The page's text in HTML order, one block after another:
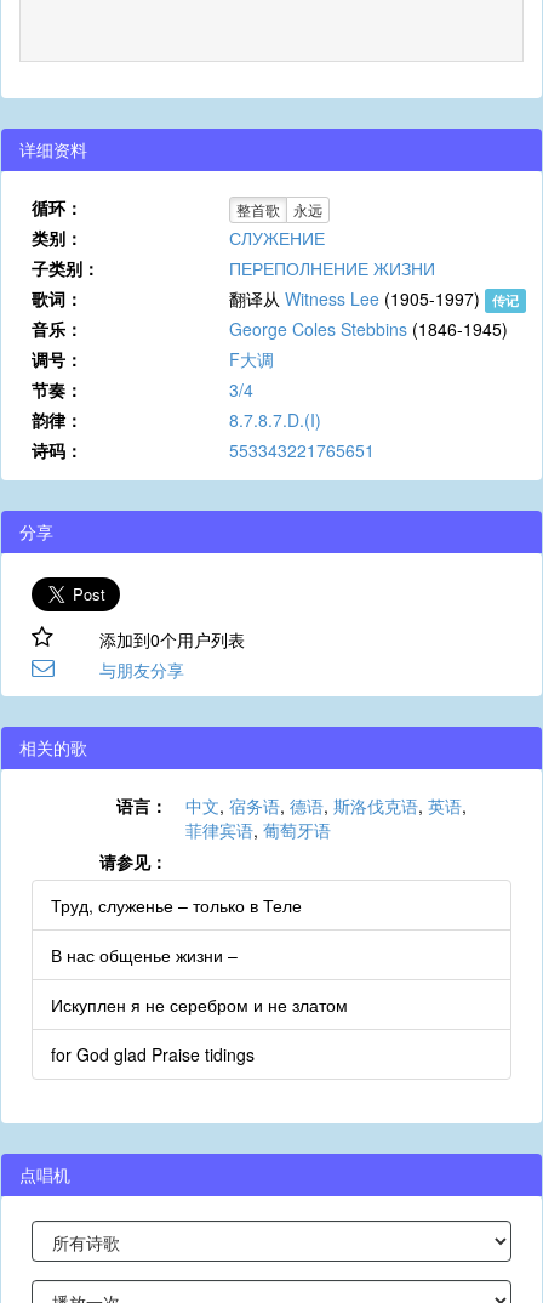
详细资料
循环： 整首歌 永远
类别：
СЛУЖЕНИЕ
子类别：
ПЕРЕПОЛНЕНИЕ ЖИЗНИ
歌词：
翻译从 Witness Lee (1905-1997) 传记
音乐： George Coles Stebbins (1846-1945)
调号：
F大调
节奏：
3/4
韵律：
8.7.8.7.D.(I)
诗码：
553343221765651
分享
添加到0个用户列表
与朋友分享
相关的歌
语言： 中文, 宿务语, 德语, 斯洛伐克语, 英语,
菲律宾语, 葡萄牙语
请参见：
Труд, служенье – только в Теле
В нас общенье жизни –
Искуплен я не серебром и не златом
for God glad Praise tidings
点唱机